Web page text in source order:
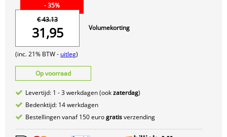
- 35%
€ 43.13
31,95
(inc. 21% BTW - uitleg)
Volumekorting
Op voorraad
Levertijd: 1 - 3 werkdagen (ookzaterdag)
Bedenktijd: 14 werkdagen
Bestellingen vanaf 150 eurogratisverzending